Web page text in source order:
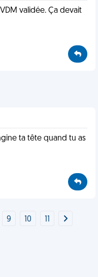
validée. Ça devait
ta tête quand tu as
9 10